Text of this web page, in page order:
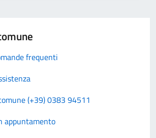
frequenti
(+39) 0383 94511
appuntamento